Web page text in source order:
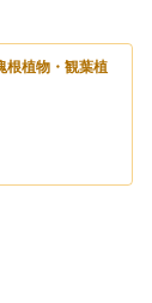
根植物・観葉植